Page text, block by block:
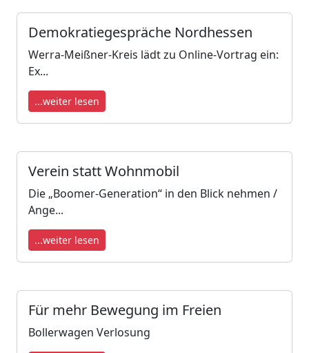
Demokratiegespräche Nordhessen
Werra-Meißner-Kreis lädt zu Online-Vortrag ein:
Ex...
...weiter lesen
Verein statt Wohnmobil
Die „Boomer-Generation“ in den Blick nehmen /
Ange...
...weiter lesen
Für mehr Bewegung im Freien
Bollerwagen Verlosung